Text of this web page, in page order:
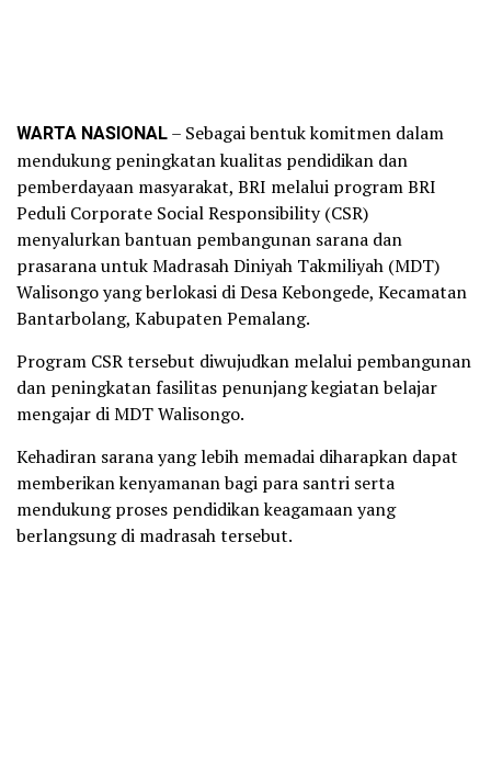
WARTA NASIONAL– Sebagai bentuk komitmen dalam
mendukung peningkatan kualitas pendidikan dan
pemberdayaan masyarakat, BRI melalui program BRI
Peduli Corporate Social Responsibility (CSR)
menyalurkan bantuan pembangunan sarana dan
prasarana untuk Madrasah Diniyah Takmiliyah (MDT)
Walisongo yang berlokasi di Desa Kebongede, Kecamatan
Bantarbolang, Kabupaten Pemalang.
Program CSR tersebut diwujudkan melalui pembangunan
dan peningkatan fasilitas penunjang kegiatan belajar
mengajar di MDT Walisongo.
Kehadiran sarana yang lebih memadai diharapkan dapat
memberikan kenyamanan bagi para santri serta
mendukung proses pendidikan keagamaan yang
berlangsung di madrasah tersebut.